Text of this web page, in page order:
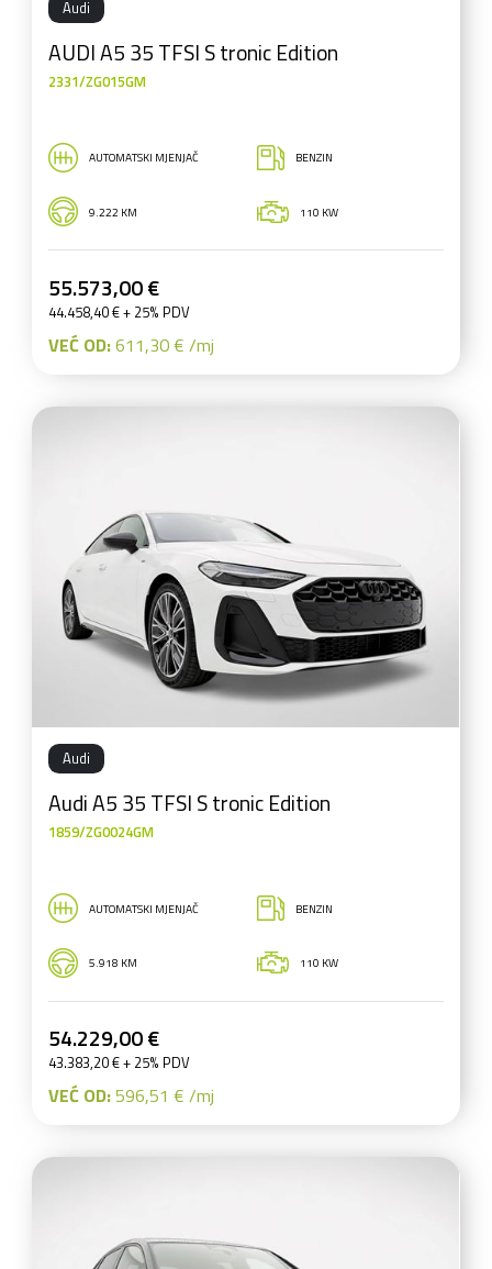
Audi
AUDI A5 35 TFSI S tronic Edition
2331/ZG015GM
AUTOMATSKI MJENJAČ BENZIN
9.222 KM 110 KW
55.573,00 €
44.458,40 € + 25% PDV
VEĆ OD:611,30 € /mj
Audi
Audi A5 35 TFSI S tronic Edition
1859/ZG0024GM
AUTOMATSKI MJENJAČ BENZIN
5.918 KM 110 KW
54.229,00 €
43.383,20 € + 25% PDV
VEĆ OD:596,51 € /mj